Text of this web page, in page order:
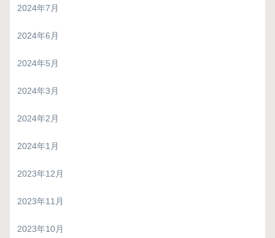
2024年7月
2024年6月
2024年5月
2024年3月
2024年2月
2024年1月
2023年12月
2023年11月
2023年10月